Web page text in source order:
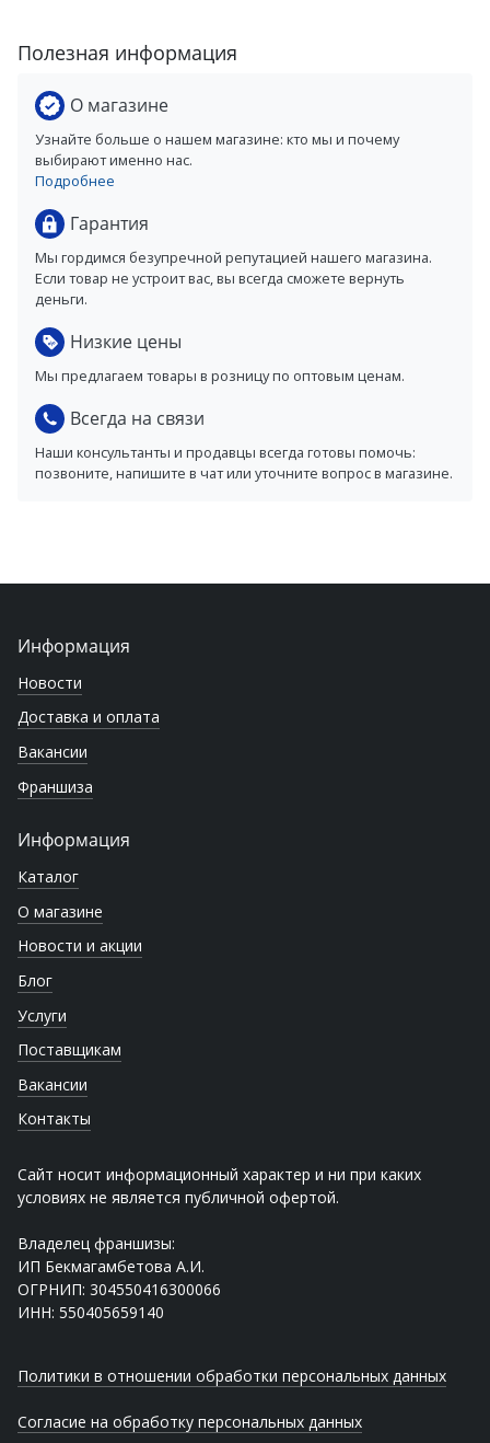
Полезная информация
О магазине
Узнайте больше о нашем магазине: кто мы и почему
выбирают именно нас.
Подробнее
Гарантия
Мы гордимся безупречной репутацией нашего магазина.
Если товар не устроит вас, вы всегда сможете вернуть
деньги.
Низкие цены
Мы предлагаем товары в розницу по оптовым ценам.
Всегда на связи
Наши консультанты и продавцы всегда готовы помочь:
позвоните, напишите в чат или уточните вопрос в магазине.
Информация
Новости
Доставка и оплата
Вакансии
Франшиза
Информация
Каталог
О магазине
Новости и акции
Блог
Услуги
Поставщикам
Вакансии
Контакты
Сайт носит информационный характер и ни при каких
условиях не является публичной офертой.
Владелец франшизы:
ИП Бекмагамбетова А.И.
ОГРНИП: 304550416300066
ИНН: 550405659140
Политики в отношении обработки персональных данных
Согласие на обработку персональных данных